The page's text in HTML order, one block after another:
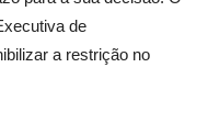
de
a restrição no